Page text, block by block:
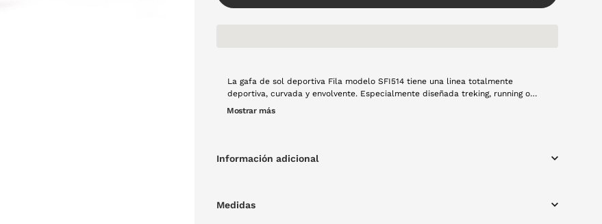
La gafa de sol deportiva Fila modelo SFI514 tiene una linea totalmente
deportiva, curvada y envolvente. Especialmente diseñada treking, running o
incluso para tus paseos por la ciudad. Es de pasta en color azul marino.
Mostrar más
Información adicional
Medidas